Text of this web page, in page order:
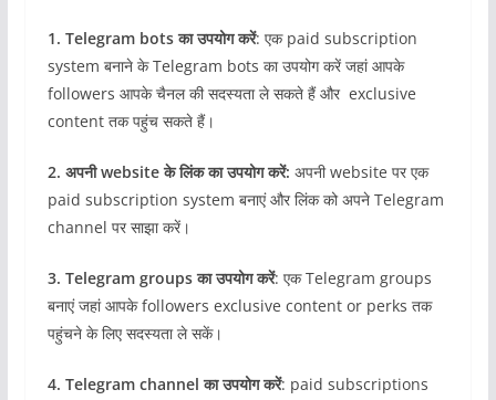
1. Telegram bots का उपयोग करें: एक paid subscription
system बनाने के Telegram bots का उपयोग करें जहां आपके
followers आपके चैनल की सदस्यता ले सकते हैं और exclusive
content तक पहुंच सकते हैं।
2. अपनी website के लिंक का उपयोग करें: अपनी website पर एक
paid subscription system बनाएं और लिंक को अपने Telegram
channel पर साझा करें।
3. Telegram groups का उपयोग करें: एक Telegram groups
बनाएं जहां आपके followers exclusive content or perks तक
पहुंचने के लिए सदस्यता ले सकें।
4. Telegram channel का उपयोग करें: paid subscriptions